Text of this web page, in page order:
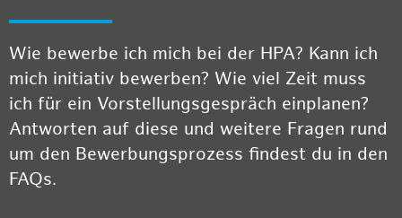
Wie bewerbe ich mich bei der HPA? Kann ich
mich initiativ bewerben? Wie viel Zeit muss
ich für ein Vorstellungsgespräch einplanen?
Antworten auf diese und weitere Fragen rund
um den Bewerbungsprozess findest du in den
FAQs.